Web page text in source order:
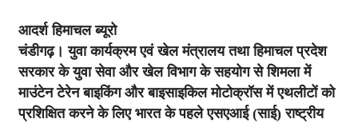
आदर्श हिमाचल ब्यूरो
चंडीगढ़। युवा कार्यक्रम एवं खेल मंत्रालय तथा हिमाचल प्रदेश
सरकार के युवा सेवा और खेल विभाग के सहयोग से शिमला में
माउंटेन टेरेन बाइकिंग और बाइसाइकिल मोटोक्रॉस में एथलीटों को
प्रशिक्षित करने के लिए भारत के पहले एसएआई (साई) राष्ट्रीय